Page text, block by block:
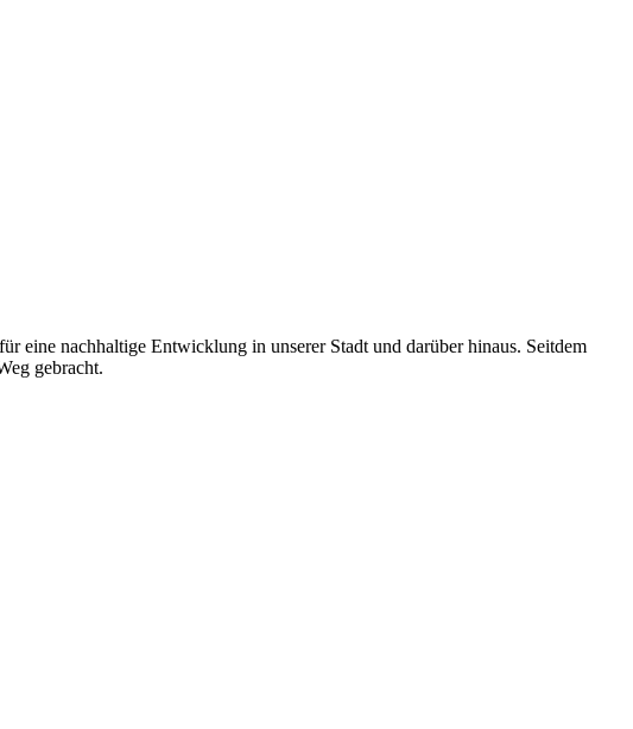
eine nachhaltige Entwicklung in unserer Stadt und darüber hinaus. Seitdem
gebracht.